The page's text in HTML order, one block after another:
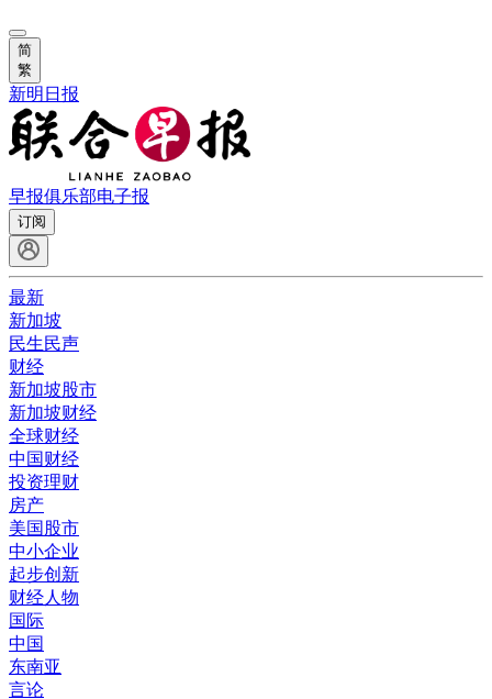
简
繁
新明日报
早报俱乐部电子报
订阅
最新
新加坡
民生民声
财经
新加坡股市
新加坡财经
全球财经
中国财经
投资理财
房产
美国股市
中小企业
起步创新
财经人物
国际
中国
东南亚
言论